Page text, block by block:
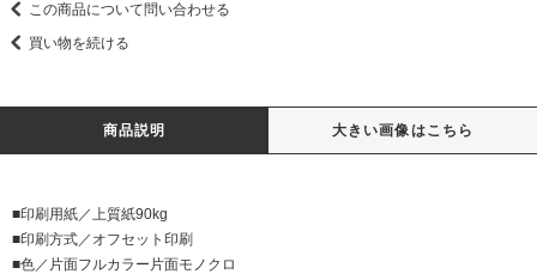
この商品について問い合わせる
買い物を続ける
商品説明 大きい画像はこちら
■印刷用紙／上質紙90kg
■印刷方式／オフセット印刷
■色／片面フルカラー片面モノクロ